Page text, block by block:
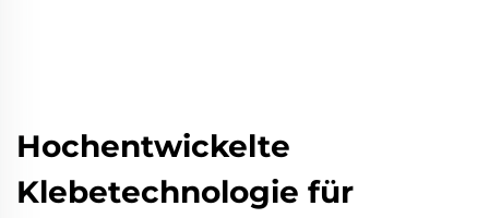
Hochentwickelte
Klebetechnologie für